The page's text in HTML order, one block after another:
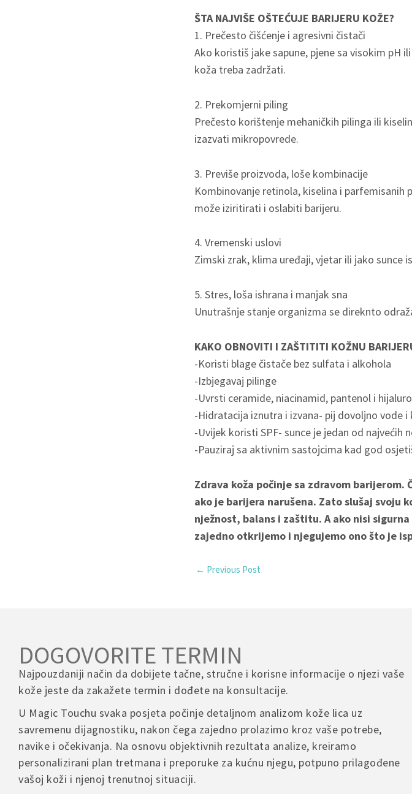
ŠTA NAJVIŠE OŠTEĆUJE BARIJERU KOŽE?
1. Prečesto čišćenje i agresivni čistači
Ako koristiš jake sapune, pjene sa visokim pH
koža treba zadržati.
2. Prekomjerni piling
Prečesto korištenje mehaničkih pilinga ili
izazvati mikropovrede.
3. Previše proizvoda, loše kombinacije
Kombinovanje retinola, kiselina i parfemisanih
može iziritirati i oslabiti barijeru.
4. Vremenski uslovi
Zimski zrak, klima uređaji, vjetar ili jako sunce
5. Stres, loša ishrana i manjak sna
Unutrašnje stanje organizma se direknto
KAKO OBNOVITI I ZAŠTITITI KOŽNU
-Koristi blage čistače bez sulfata i alkohola
-Izbjegavaj pilinge
-Uvrsti ceramide, niacinamid, pantenol i
-Hidratacija iznutra i izvana- pij dovoljno vode
-Uvijek koristi SPF- sunce je jedan od najvećih
-Pauziraj sa aktivnim sastojcima kad god
Zdrava koža počinje sa zdravom
ako je barijera narušena. Zato slušaj svoju
nježnost, balans i zaštitu. A ako nisi
zajedno otkrijemo i njegujemo ono što je
← Previous Post
DOGOVORITE TERMIN
Najpouzdaniji način da dobijete tačne, stručne i korisne informacije o njezi vaše
kože jeste da zakažete termin i dođete na konsultacije.
U Magic Touchu svaka posjeta počinje detaljnom analizom kože lica uz
savremenu dijagnostiku, nakon čega zajedno prolazimo kroz vaše potrebe,
navike i očekivanja. Na osnovu objektivnih rezultata analize, kreiramo
personalizirani plan tretmana i preporuke za kućnu njegu, potpuno prilagođene
vašoj koži i njenoj trenutnoj situaciji.